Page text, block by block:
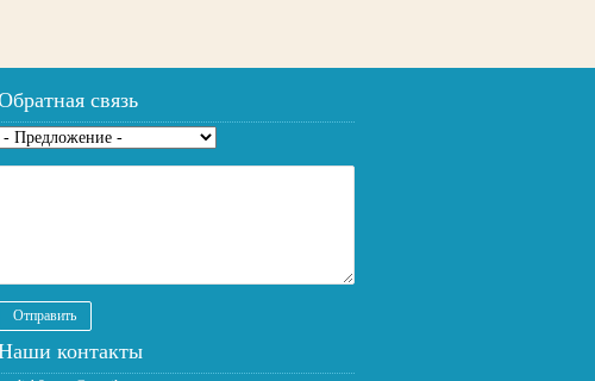
связь
Предложение*
контакты